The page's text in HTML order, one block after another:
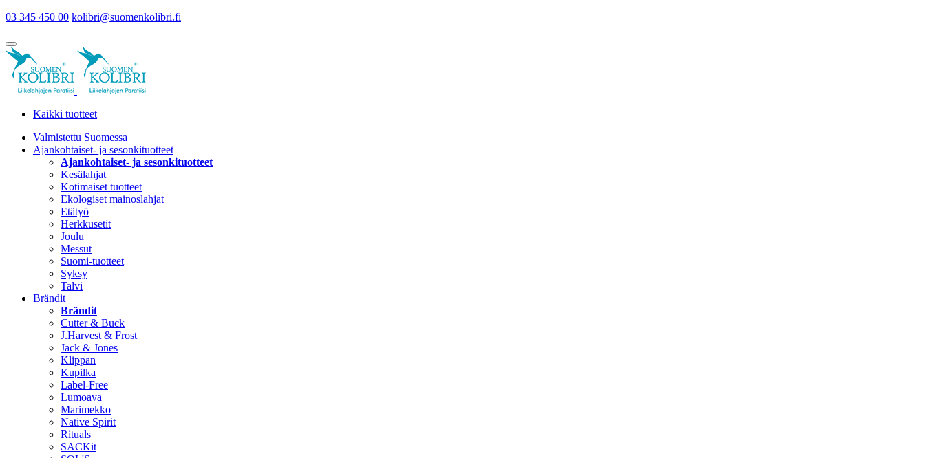
03 345 450 00 kolibri@suomenkolibri.fi
Kaikki tuotteet
Valmistettu Suomessa
Ajankohtaiset- ja sesonkituotteet
Ajankohtaiset- ja sesonkituotteet
Kesälahjat
Kotimaiset tuotteet
Ekologiset mainoslahjat
Etätyö
Herkkusetit
Joulu
Messut
Suomi-tuotteet
Syksy
Talvi
Brändit
Brändit
Cutter & Buck
J.Harvest & Frost
Jack & Jones
Klippan
Kupilka
Label-Free
Lumoava
Marimekko
Native Spirit
Rituals
SACKit